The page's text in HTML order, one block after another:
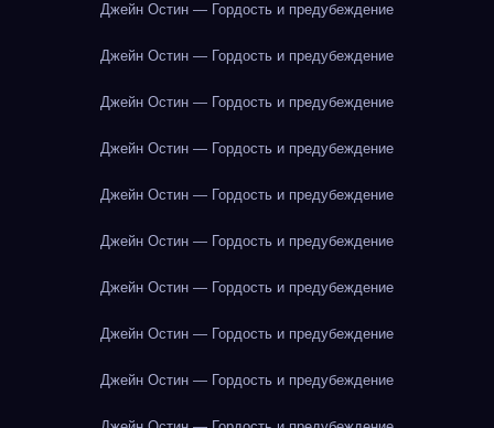
Джейн Остин — Гордость и предубеждение
Джейн Остин — Гордость и предубеждение
Джейн Остин — Гордость и предубеждение
Джейн Остин — Гордость и предубеждение
Джейн Остин — Гордость и предубеждение
Джейн Остин — Гордость и предубеждение
Джейн Остин — Гордость и предубеждение
Джейн Остин — Гордость и предубеждение
Джейн Остин — Гордость и предубеждение